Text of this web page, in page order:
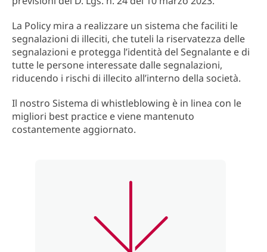
La Policy mira a realizzare un sistema che faciliti le
segnalazioni di illeciti, che tuteli la riservatezza delle
segnalazioni e protegga l’identità del Segnalante e di
tutte le persone interessate dalle segnalazioni,
riducendo i rischi di illecito all’interno della società.
Il nostro Sistema di whistleblowing è in linea con le
migliori best practice e viene mantenuto
costantemente aggiornato.